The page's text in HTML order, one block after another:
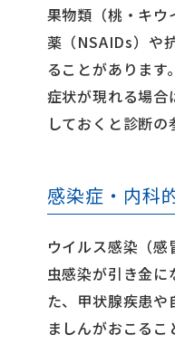
果物類（桃・キ
薬（NSAIDs）や
ることがあります
症状が現れる場合
しておくと診断の
感染症・内科
ウイルス感染（
虫感染が引き金に
た、甲状腺疾患
ましんがおこるこ